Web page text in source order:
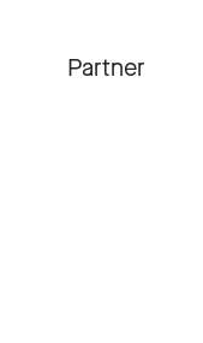
Partner